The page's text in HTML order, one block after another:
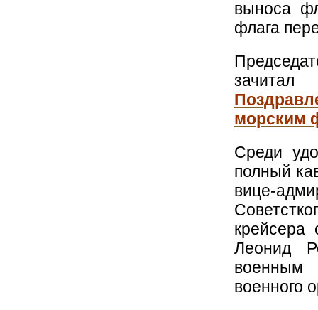
выноса
флага
зачитал
морским
Среди
полный
вице-
крейсера
Леонид
военным
военного